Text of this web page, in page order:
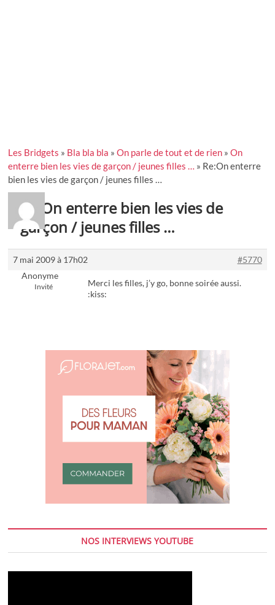
Les Bridgets » Bla bla bla »On parle de tout et de rien »On
enterre bien les vies de garçon / jeunes filles … » Re:On enterre
bien les vies de garçon / jeunes filles …
Re:On enterre bien les vies de
garçon / jeunes filles …
7 mai 2009 à 17h02
#5770
Anonyme
Invité
Merci les filles, j’y go, bonne soirée aussi.
:kiss:
NOS INTERVIEWS YOUTUBE